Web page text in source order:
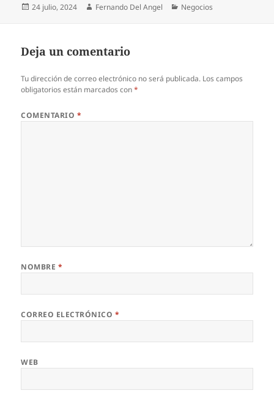
Publicado
24 julio, 2024 Autor
Fernando Del Angel Categorías
Negocios
Deja un comentario
Tu dirección de correo electrónico no será publicada. Los campos
obligatorios están marcados con*
COMENTARIO *
NOMBRE *
CORREO ELECTRÓNICO *
WEB